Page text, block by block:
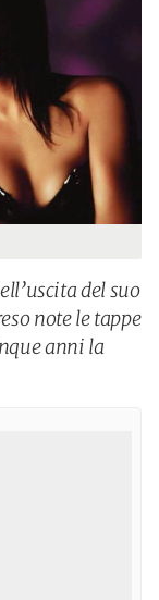
del suo
note le tappe
anni la